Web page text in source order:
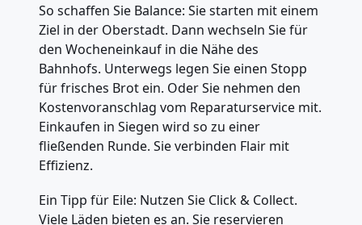
So schaffen Sie Balance: Sie starten mit einem
Ziel in der Oberstadt. Dann wechseln Sie für
den Wocheneinkauf in die Nähe des
Bahnhofs. Unterwegs legen Sie einen Stopp
für frisches Brot ein. Oder Sie nehmen den
Kostenvoranschlag vom Reparaturservice mit.
Einkaufen in Siegen wird so zu einer
fließenden Runde. Sie verbinden Flair mit
Effizienz.
Ein Tipp für Eile: Nutzen Sie Click & Collect.
Viele Läden bieten es an. Sie reservieren